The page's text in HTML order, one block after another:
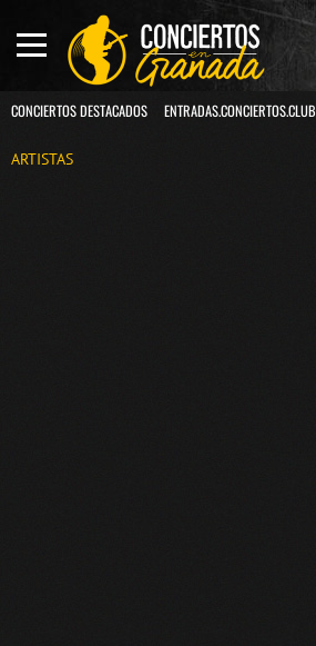
CONCIERTOS DESTACADOS ENTRADAS.CONCIERTOS.CLUB
ARTISTAS